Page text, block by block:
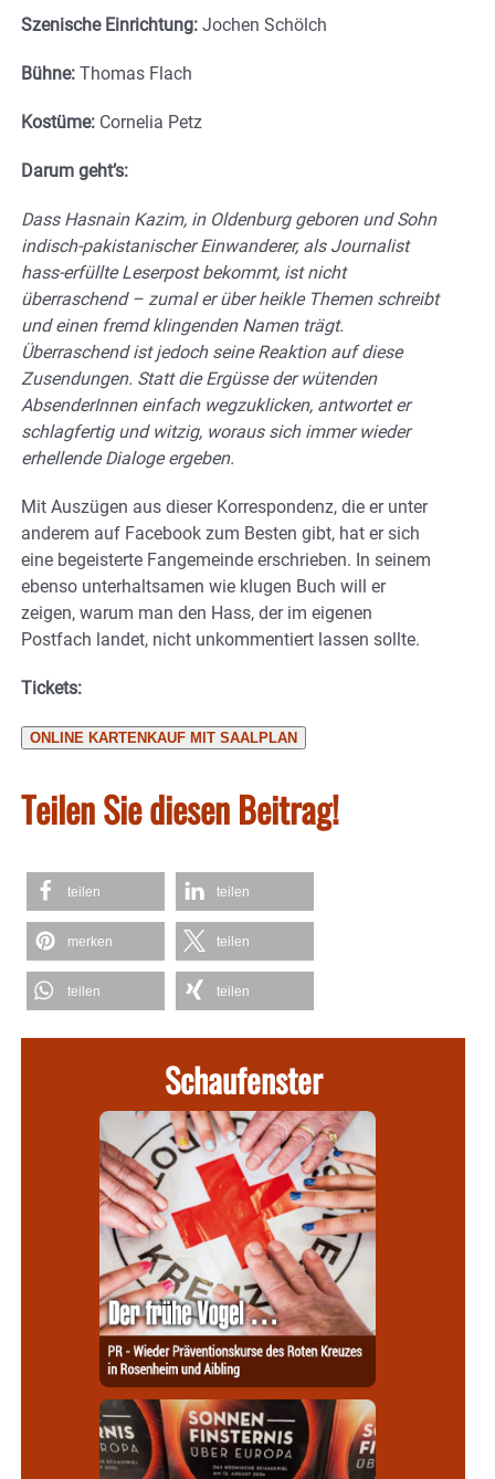
Szenische Einrichtung: Jochen Schölch
Bühne: Thomas Flach
Kostüme: Cornelia Petz
Darum geht’s:
Dass Hasnain Kazim, in Oldenburg geboren und Sohn
indisch-pakistanischer Einwanderer, als Journalist
hass-erfüllte Leserpost bekommt, ist nicht
überraschend – zumal er über heikle Themen schreibt
und einen fremd klingenden Namen trägt.
Überraschend ist jedoch seine Reaktion auf diese
Zusendungen. Statt die Ergüsse der wütenden
AbsenderInnen einfach wegzuklicken, antwortet er
schlagfertig und witzig, woraus sich immer wieder
erhellende Dialoge ergeben.
Mit Auszügen aus dieser Korrespondenz, die er unter
anderem auf Facebook zum Besten gibt, hat er sich
eine begeisterte Fangemeinde erschrieben. In seinem
ebenso unterhaltsamen wie klugen Buch will er
zeigen, warum man den Hass, der im eigenen
Postfach landet, nicht unkommentiert lassen sollte.
Tickets:
ONLINE KARTENKAUF MIT SAALPLAN
Teilen Sie diesen Beitrag!
teilen teilen
merken teilen
teilen teilen
Schaufenster